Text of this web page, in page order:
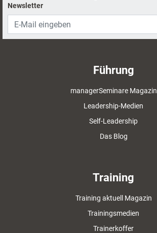
Newsletter
Führung
managerSeminare Magazin
Leadership-Medien
Self-Leadership
Das Blog
Training
Training aktuell Magazin
Trainingsmedien
Trainerkoffer